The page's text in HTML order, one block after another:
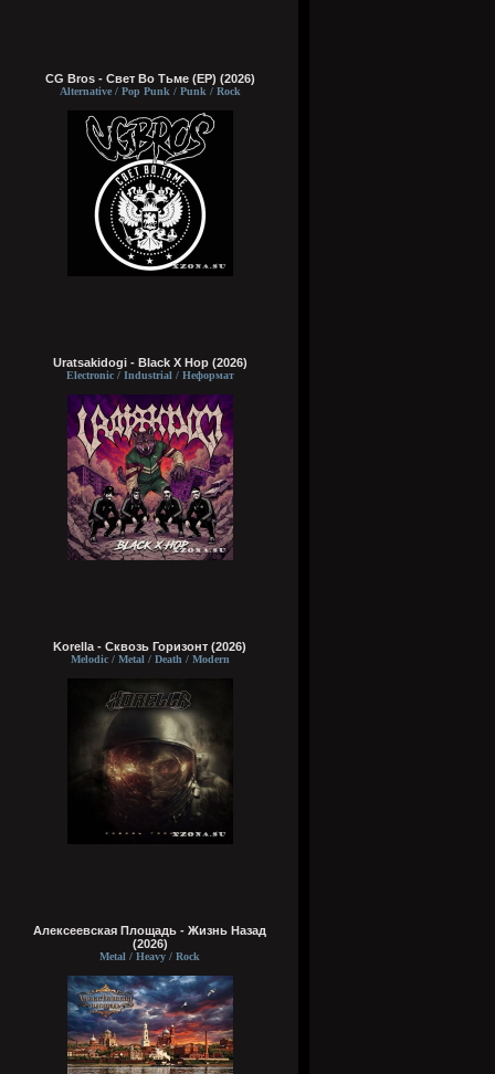
CG Bros - Свет Во Тьме (EP) (2026)
Alternative / Pop Punk / Punk / Rock
Uratsakidogi - Black X Hop (2026)
Electronic / Industrial / Неформат
Korella - Сквозь Горизонт (2026)
Melodic / Metal / Death / Modern
Алексеевская Площадь - Жизнь Назад
(2026)
Metal / Heavy / Rock